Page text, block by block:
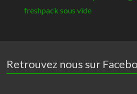
freshpack sous vide
Retrouvez nous sur